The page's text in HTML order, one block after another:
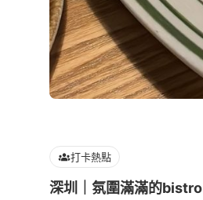
打卡熱點
深圳｜氛圍滿滿的bistro